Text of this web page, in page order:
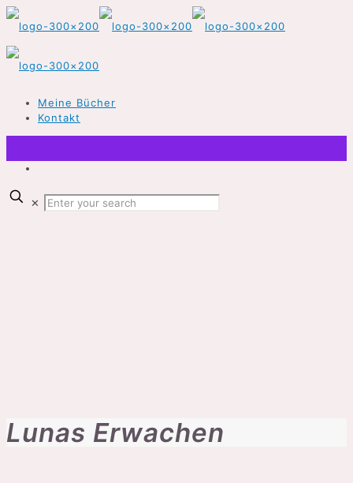
Meine Bücher
Kontakt
✕
Lunas Erwachen